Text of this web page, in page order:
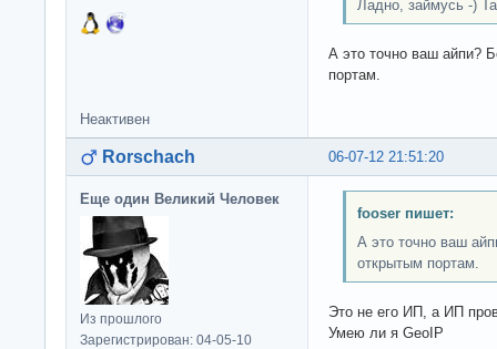
Ладно, займусь -)
А это точно ваш айпи?
портам.
Неактивен
06-07-12 21:51:20
Rorschach
Еще один Великий Человек
Из прошлого
Зарегистрирован: 04-05-10
fooser пишет:
А это точно ваш
открытым портам.
Это не его ИП, а ИП
Умею ли я GeoIP